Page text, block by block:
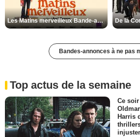
Les Matins merveilleux Bande-annonce VF
Bandes-annonces à ne pas
Top actus de la semaine
Ce
Harris